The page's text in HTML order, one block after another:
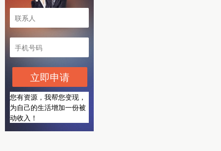
立即申请
您有资源，我帮您变现，
为自己的生活增加一份被
动收入！